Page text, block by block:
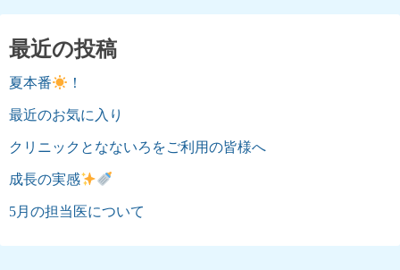
最近の投稿
夏本番 ！
最近のお気に入り
クリニックとなないろをご利用の皆様へ
成長の実感
5月の担当医について